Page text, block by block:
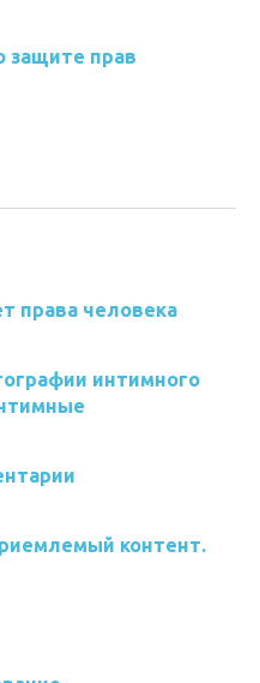
защите прав
права человека
интимного
контент.